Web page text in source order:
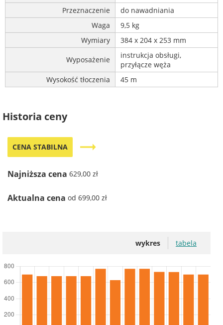
Przeznaczenie
do nawadniania
Waga
9,5 kg
Wymiary
384 x 204 x 253 mm
Wyposażenie
instrukcja obsługi,
przyłącze węża
Wysokość tłoczenia
45 m
Historia ceny
CENA STABILNA trending_flat
Najniższa cena 629,00 zł
Aktualna cena od 699,00 zł
wykres tabela